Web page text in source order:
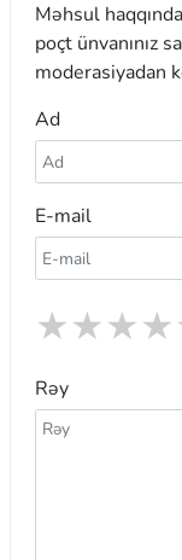
Məhsul
poçt ünvanınız
moderasiyadan
Ad
E-mail
★
★
★
★
Rəy